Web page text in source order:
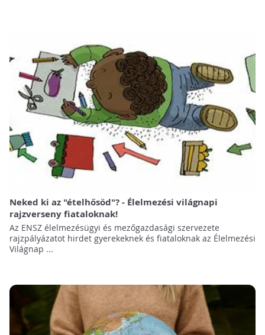
Neked ki az "ételhősöd"? - Élelmezési világnapi
rajzverseny fiataloknak!
Az ENSZ élelmezésügyi és mezőgazdasági szervezete
rajzpályázatot hirdet gyerekeknek és fiataloknak az Élelmezési
Világnap ...